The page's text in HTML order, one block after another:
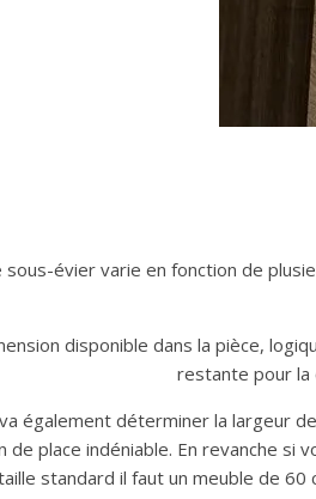
sous-évier varie en fonction de
disponible dans la pièce,
restante pour la
également déterminer la largeur
de place indéniable. En revanche
standard il faut un meuble de 60